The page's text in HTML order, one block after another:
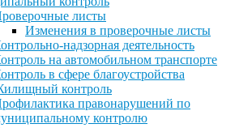
листы
Изменения в проверочные листы
надзорная деятельность
на автомобильном транспорте
в сфере благоустройства
контроль
правонарушений по
контролю